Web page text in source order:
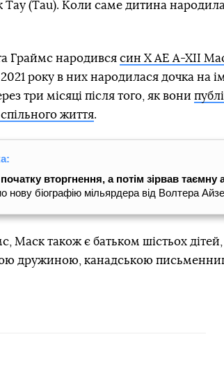
Тау (Tau). Коли саме дитина
Граймс народився син X AE A-XII
року в них народилася дочка на
три місяці після того, як вони
життя.
вторгнення, а потім зірвав таємну
нову біографію мільярдера від Волтера
Маск також є батьком шістьох дітей,
дружиною, канадською